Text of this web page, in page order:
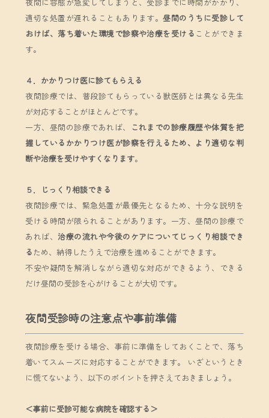
適切な処置が遅れることもあります。昼間のうちに受診して
おけば、落ち着いた環境で診察や治療を受ける ことができま
す。
４．かかりつけ医に診てもらえる
夜間診療では、普段診てもらっている獣医師とは異なる先生
が対応することがほとんどです。
一方、昼間の診療であれば、
これまでの診療履歴や体質を把
握しているかかりつけ医が診察を行えるため、より適切な判
断や治療を受けやすくなります。
５．じっくり相談できる
夜間診療では、緊急処置が最優先となるため、十分な説明を
受ける時間が限られることがあります。一方、昼間の診療で
あれば、治療の流れや今後のケアについてじっくり相談でき
る ため、納得したうえで治療を進めることができます。
不安や疑問を解消しながら適切な対応ができるよう、できる
だけ昼間の受診を心がけることが大切です。
夜間受診時の注意点や事前準備
夜間診療を受ける場合、事前に準備をしておくことで、落ち
着いてスムーズに対応することができます。 いざというとき
に慌てないよう、以下のポイントを押さえておきましょう。
＜事前に受診可能な病院を確認する＞